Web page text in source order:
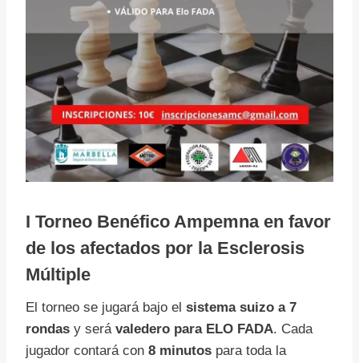
I Torneo Benéfico Ampemna en favor
de los afectados por la Esclerosis
Múltiple
El torneo se jugará bajo el sistema suizo a 7
rondas y será valedero para ELO FADA. Cada
jugador contará con 8 minutos para toda la